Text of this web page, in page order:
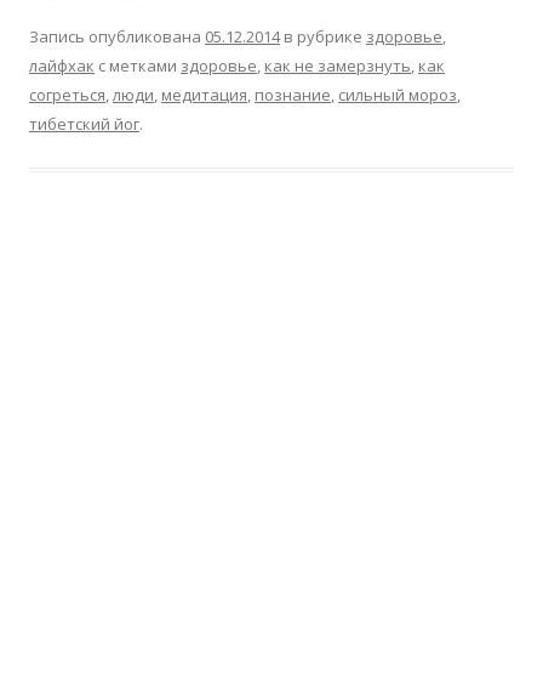
Запись опубликована 05.12.2014в рубрике здоровье,
лайфхак с метками здоровье, как не замерзнуть, как
согреться,люди, медитация, познание, сильный мороз,
тибетский йог.